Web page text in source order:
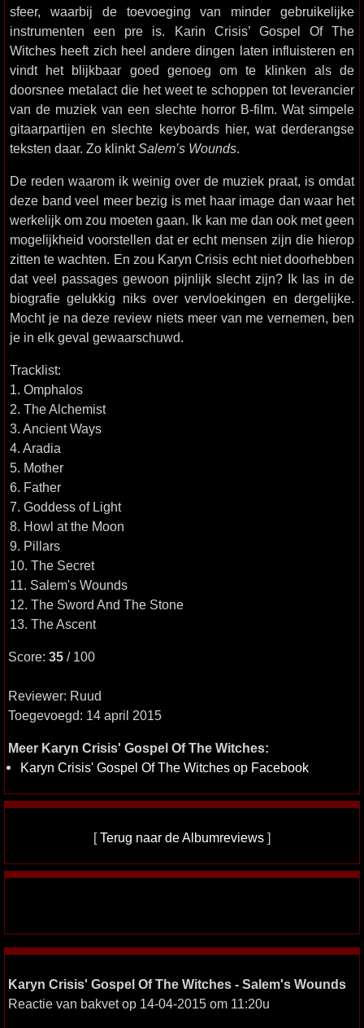
sfeer, waarbij de toevoeging van minder gebruikelijke
instrumenten een pre is. Karin Crisis’ Gospel Of The
Witches heeft zich heel andere dingen laten influisteren en
vindt het blijkbaar goed genoeg om te klinken als de
doorsnee metalact die het weet te schoppen tot leverancier
van de muziek van een slechte horror B-film. Wat simpele
gitaarpartijen en slechte keyboards hier, wat derderangse
teksten daar. Zo klinktSalem’s Wounds.
De reden waarom ik weinig over de muziek praat, is omdat
deze band veel meer bezig is met haar image dan waar het
werkelijk om zou moeten gaan. Ik kan me dan ook met geen
mogelijkheid voorstellen dat er echt mensen zijn die hierop
zitten te wachten. En zou Karyn Crisis echt niet doorhebben
dat veel passages gewoon pijnlijk slecht zijn? Ik las in de
biografie gelukkig niks over vervloekingen en dergelijke.
Mocht je na deze review niets meer van me vernemen, ben
je in elk geval gewaarschuwd.
Tracklist:
1. Omphalos
2. The Alchemist
3. Ancient Ways
4. Aradia
5. Mother
6. Father
7. Goddess of Light
8. Howl at the Moon
9. Pillars
10. The Secret
11. Salem's Wounds
12. The Sword And The Stone
13. The Ascent
Score: 35 / 100
Reviewer: Ruud
Toegevoegd: 14 april 2015
Meer Karyn Crisis' Gospel Of The Witches:
Karyn Crisis' Gospel Of The Witches op Facebook
[Terug naar de Albumreviews ]
Karyn Crisis' Gospel Of The Witches - Salem's Wounds
Reactie van bakvet op 14-04-2015 om 11:20u